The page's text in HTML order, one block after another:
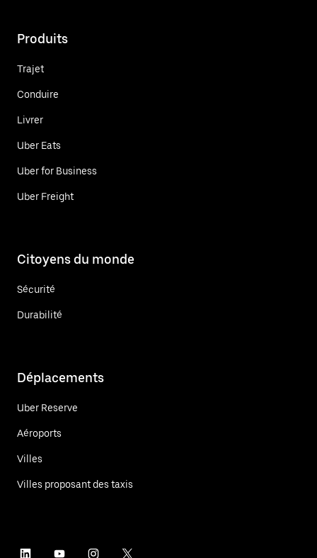
Produits
Trajet
Conduire
Livrer
Uber Eats
Uber for Business
Uber Freight
Citoyens du monde
Sécurité
Durabilité
Déplacements
Uber Reserve
Aéroports
Villes
Villes proposant des taxis